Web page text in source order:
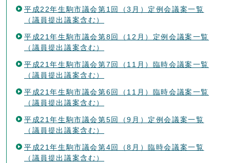
平成22年生駒市議会第1回（3月）定例会議案一覧
（議員提出議案含む）
平成21年生駒市議会第8回（12月）定例会議案一覧
（議員提出議案含む）
平成21年生駒市議会第7回（11月）臨時会議案一覧
（議員提出議案含む）
平成21年生駒市議会第6回（11月）臨時会議案一覧
（議員提出議案含む）
平成21年生駒市議会第5回（9月）定例会議案一覧
（議員提出議案含む）
平成21年生駒市議会第4回（8月）臨時会議案一覧
（議員提出議案含む）